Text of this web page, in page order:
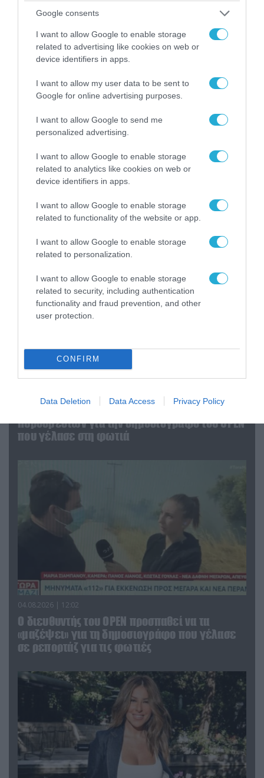
Google consents
I want to allow Google to enable storage
related to advertising like cookies on web or
device identifiers in apps.
I want to allow my user data to be sent to
Google for online advertising purposes.
I want to allow Google to send me
personalized advertising.
I want to allow Google to enable storage
related to analytics like cookies on web or
device identifiers in apps.
I want to allow Google to enable storage
related to functionality of the website or app.
I want to allow Google to enable storage
related to personalization.
I want to allow Google to enable storage
related to security, including authentication
functionality and fraud prevention, and other
user protection.
CONFIRM
Data Deletion Data Access Privacy Policy
τα ζώα που χάθηκαν στις πυρκαγιές της
Αυτή την ώρα το τελευταίο «αντίο» στον πρώην
υπουργό Ι.Βαρβιτσιώτη (φωτο)
Η ανακοίνωση του Πανελλήνιου Σωματείου
Πυροσβεστών για την δημοσιογράφο του OPEN
που γέλασε στη φωτιά
04.08.2026 | 12:02
O διευθυντής του OPEN προσπαθεί να τα
«μαζέψει» για τη δημοσιογράφο που γέλασε
σε ρεπορτάζ για τις φωτιές